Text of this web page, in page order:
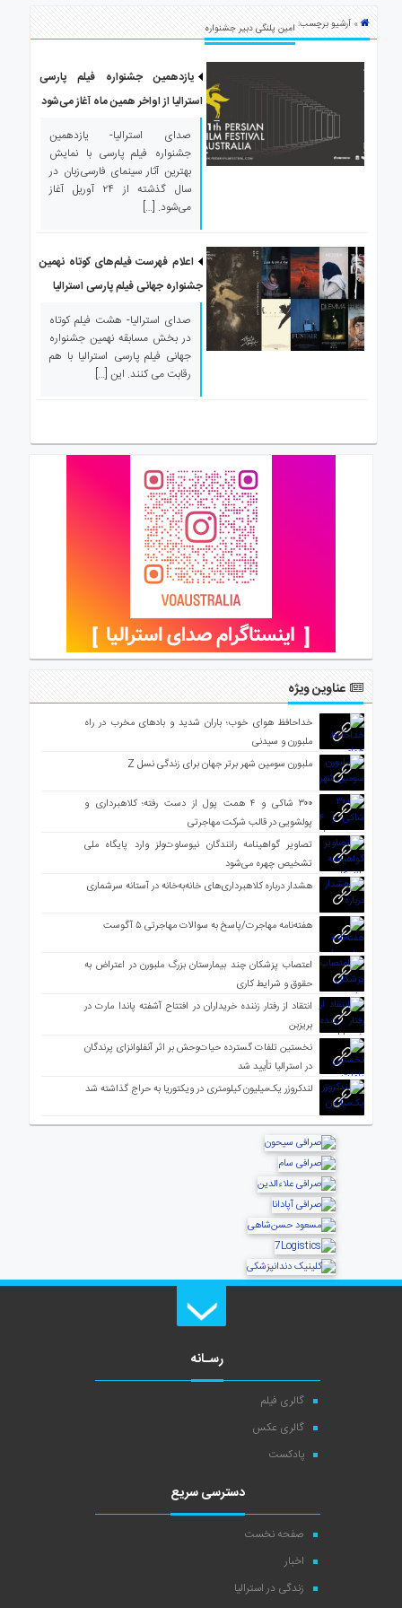
استرالیا» آرشیو برچسب: امین پلنگی دبیر جشنواره
یازدهمین جشنواره فیلم پارسی
استرالیا از اواخر همین ماه آغاز می‌شود
صدای استرالیا- یازدهمین
جشنواره فیلم پارسی با نمایش
بهترین آثار سینمای فارسی‌زبان در
سال گذشته از ۲۴ آوریل آغاز
می‌شود. […]
اعلام فهرست فیلم‌های کوتاه نهمین
جشنواره جهانی فیلم پارسی استرالیا
صدای استرالیا- هشت فیلم کوتاه
در بخش مسابقه نهمین جشنواره
جهانی فیلم پارسی استرالیا با هم
رقابت می کنند. این […]
عناوین ویژه
خداحافظ هوای خوب؛ باران شدید و بادهای مخرب در راه
ملبورن و سیدنی
ملبورن سومین شهر برتر جهان برای زندگی نسل Z
۳۰۰ شاکی و ۴ همت پول از دست رفته؛ کلاهبرداری و
پولشویی در قالب شرکت مهاجرتی
تصاویر گواهینامه رانندگان نیوساوت‌ولز وارد پایگاه ملی
تشخیص چهره می‌شود
هشدار درباره کلاهبرداری‌های خانه‌به‌خانه در آستانه سرشماری
هفته‌نامه مهاجرت/پاسخ به سوالات مهاجرتی ۵ آگوست
اعتصاب پزشکان چند بیمارستان بزرگ ملبورن در اعتراض به
حقوق و شرایط کاری
انتقاد از رفتار زننده خریداران در افتتاح آشفته پاندا مارت در
بریزبن
نخستین تلفات گسترده حیات‌وحش بر اثر آنفلوانزای پرندگان
در استرالیا تأیید شد
لندکروزر یک‌میلیون کیلومتری در ویکتوریا به حراج گذاشته شد
رسـانه
گالری فیلم
گالری عکس
پادکست
دسترسی سریع
صفحه نخست
اخبار
زندگی در استرالیا